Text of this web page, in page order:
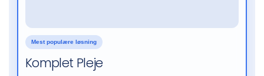
Mest populære løsning
Komplet Pleje